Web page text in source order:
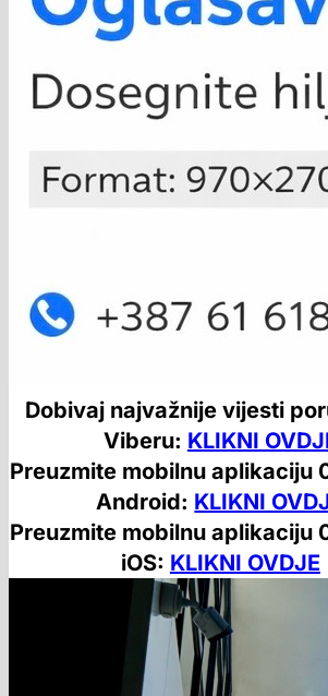
Dobivaj najvažnije vijesti
Viberu: KLIKNI
Preuzmite mobilnu aplikaciju
Android: KLIKNI
Preuzmite mobilnu aplikaciju
iOS: KLIKNI OVDJE